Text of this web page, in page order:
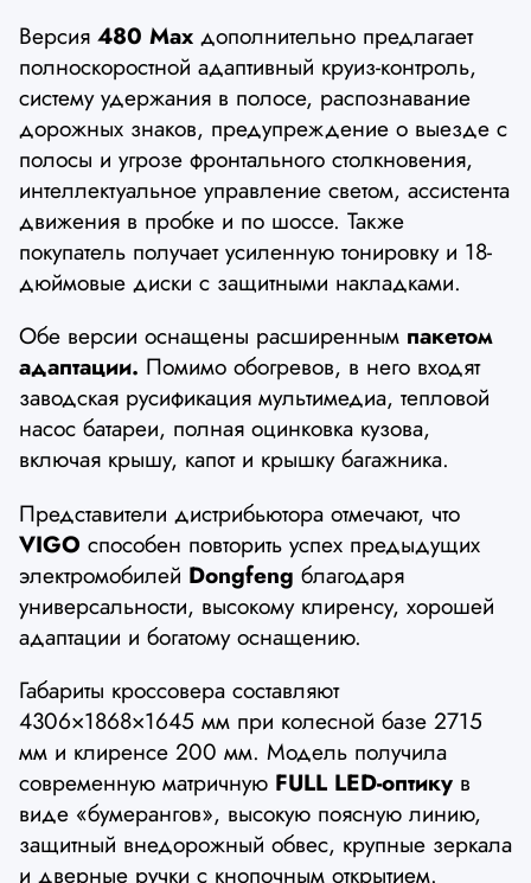
Версия 480 Max дополнительно предлагает
полноскоростной адаптивный круиз-контроль,
систему удержания в полосе, распознавание
дорожных знаков, предупреждение о выезде с
полосы и угрозе фронтального столкновения,
интеллектуальное управление светом, ассистента
движения в пробке и по шоссе. Также
покупатель получает усиленную тонировку и 18-
дюймовые диски с защитными накладками.
Обе версии оснащены расширенным пакетом
адаптации. Помимо обогревов, в него входят
заводская русификация мультимедиа, тепловой
насос батареи, полная оцинковка кузова,
включая крышу, капот и крышку багажника.
Представители дистрибьютора отмечают, что
VIGO способен повторить успех предыдущих
электромобилей Dongfeng благодаря
универсальности, высокому клиренсу, хорошей
адаптации и богатому оснащению.
Габариты кроссовера составляют
4306×1868×1645 мм при колесной базе 2715
мм и клиренсе 200 мм. Модель получила
современную матричную FULL LED-оптику в
виде «бумерангов», высокую поясную линию,
защитный внедорожный обвес, крупные зеркала
и дверные ручки с кнопочным открытием.